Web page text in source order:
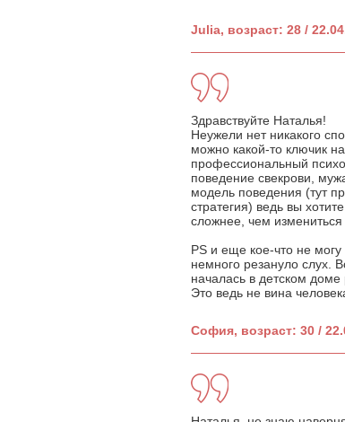
Julia, возраст: 28 /
Здравствуйте Наталья!
Неужели нет никакого
можно какой-то ключик
профессиональный
поведение свекрови,
модель поведения (тут
стратегия) ведь вы
сложнее, чем
PS и еще кое-что не могу
немного резануло слух.
началась в детском
Это ведь не вина
София, возраст: 30 /